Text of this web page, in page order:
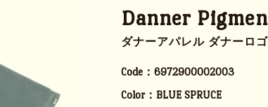
Danner
ダナーアパレル ダナーロ
Code： 6972900002003
Color： BLUE SPRUCE